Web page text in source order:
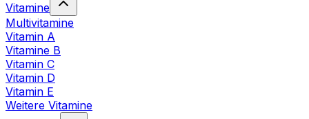
Vitamine
Multivitamine
Vitamin A
Vitamine B
Vitamin C
Vitamin D
Vitamin E
Weitere Vitamine